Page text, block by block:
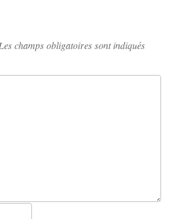
Les champs obligatoires sont indiqués